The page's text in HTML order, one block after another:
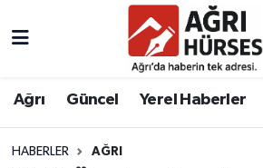
Ağrı Güncel Yerel Haberler
HABERLER AĞRI
Hava Durumu